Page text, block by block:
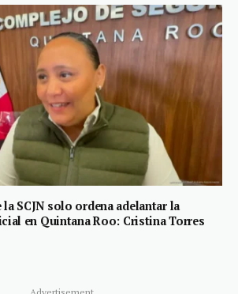
la SCJN solo ordena adelantar la
en Quintana Roo: Cristina Torres